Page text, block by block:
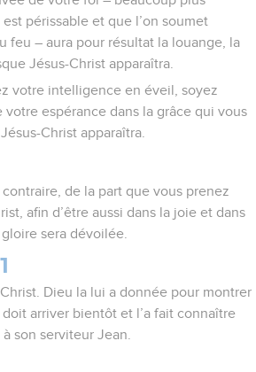
périssable et que l’on soumet
feu – aura pour résultat la louange, la
Jésus-Christ apparaîtra.
votre intelligence en éveil, soyez
espérance dans la grâce qui vous
Christ apparaîtra.
de la part que vous prenez
afin d’être aussi dans la joie et dans
sera dévoilée.
Dieu la lui a donnée pour montrer
arriver bientôt et l’a fait connaître
son serviteur Jean.